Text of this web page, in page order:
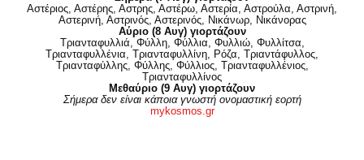
Αστέριος, Αστέρης, Αστρης, Αστέρω, Αστερία, Αστρούλα, Αστρινή,
Αστερινή, Αστρινός, Αστερινός, Νικάνωρ, Νικάνορας
Αύριο (8 Αυγ) γιορτάζουν
Τριανταφυλλιά, Φύλλη, Φύλλια, Φυλλιώ, Φυλλίτσα,
Τριανταφυλλένια, Τριανταφυλλίνη, Ρόζα, Τριαντάφυλλος,
Τριανταφύλλης, Φύλλης, Φύλλιος, Τριανταφυλλένιος,
Τριανταφυλλίνος
Μεθαύριο (9 Αυγ) γιορτάζουν
Σήμερα δεν είναι κάποια γνωστή ονομαστική εορτή
mykosmos.gr